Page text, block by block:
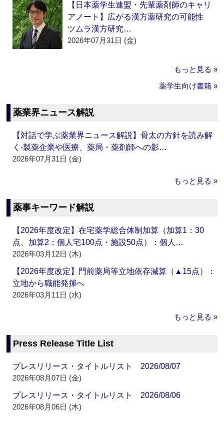
【日本薬学生連盟・先輩薬剤師のキャリ
アノート】広がる漢方薬研究の可能性
ツムラ漢方研究…
2026年07月31日 (金)
もっと見る »
薬学生向け書籍 »
薬業界ニュース解説
【対話で学ぶ薬業界ニュース解説】骨太の方針を読み解
く‐製薬企業や医療、薬局・薬剤師への影…
2026年07月31日 (金)
もっと見る »
薬事キーワード解説
【2026年度改定】在宅薬学総合体制加算（加算1：30
点、加算2：個人宅100点・施設50点）：個人…
2026年03月12日 (木)
【2026年度改定】門前薬局等立地依存減算（▲15点）：
立地から職能発揮へ
2026年03月11日 (水)
もっと見る »
Press Release Title List
プレスリリース・タイトルリスト 2026/08/07
2026年08月07日 (金)
プレスリリース・タイトルリスト 2026/08/06
2026年08月06日 (木)